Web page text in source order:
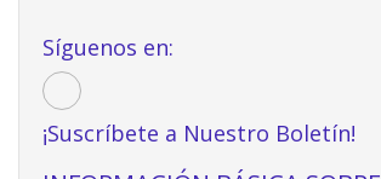
Síguenos en:
¡Suscríbete a Nuestro Boletín!